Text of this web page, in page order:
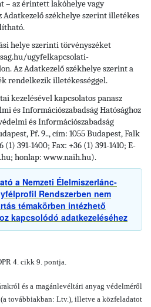
– az érintett lakóhelye vagy
székhelye szerint illetékes
helye szerinti törvényszéket
ugyfelkapcsolati-
Az Adatkezelő székhelye szerint a
rendelkezik illetékességgel.
kezelésével kapcsolatos panasz
és Információszabadság Hatósághoz
és Információszabadság
Pf. 9.., cím: 1055 Budapest, Falk
(1) 391-1400; Fax: +36 (1) 391-1410; E-
honlap: www.naih.hu).
a Nemzeti Élelmiszerlánc-
Rendszerben nem
témakörben intézhető
kapcsolódó adatkezeléséhez
4. cikk 9. pontja.
és a magánlevéltári anyag védelméről
továbbiakban: Ltv.), illetve a közfeladatot